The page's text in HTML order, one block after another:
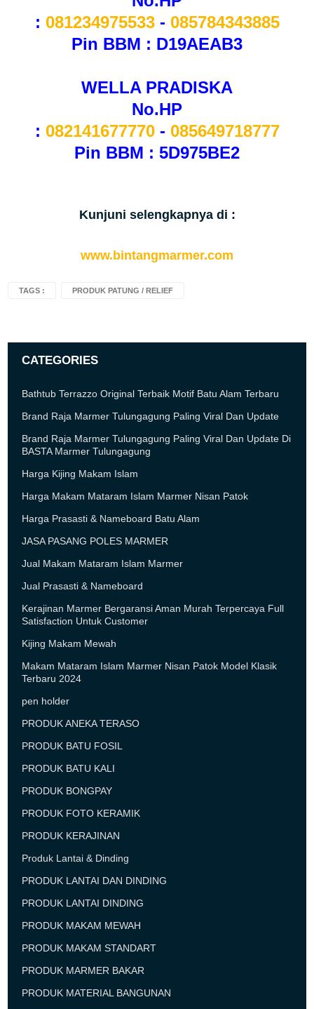
: 081234975533 - 085784343885
Pin BBM : D19AEAB3
WELLA PRADISKA
No.HP
: 082141677770 - 085649718777
Pin BBM : 5D975BE2
Kunjuni selengkapnya di :
www.bintangmarmer.com
TAGS : PRODUK PATUNG / RELIEF
CATEGORIES
Bathtub Terrazzo Original Terbaik Motif Batu Alam Terbaru
Brand Raja Marmer Tulungagung Paling Viral Dan Update
Brand Raja Marmer Tulungagung Paling Viral Dan Update Di
BASTA Marmer Tulungagung
Harga Kijing Makam Islam
Harga Makam Mataram Islam Marmer Nisan Patok
Harga Prasasti & Nameboard Batu Alam
JASA PASANG POLES MARMER
Jual Makam Mataram Islam Marmer
Jual Prasasti & Nameboard
Kerajinan Marmer Bergaransi Aman Murah Terpercaya Full
Satisfaction Untuk Customer
Kijing Makam Mewah
Makam Mataram Islam Marmer Nisan Patok Model Klasik
Terbaru 2024
pen holder
PRODUK ANEKA TERASO
PRODUK BATU FOSIL
PRODUK BATU KALI
PRODUK BONGPAY
PRODUK FOTO KERAMIK
PRODUK KERAJINAN
Produk Lantai & Dinding
PRODUK LANTAI DAN DINDING
PRODUK LANTAI DINDING
PRODUK MAKAM MEWAH
PRODUK MAKAM STANDART
PRODUK MARMER BAKAR
PRODUK MATERIAL BANGUNAN